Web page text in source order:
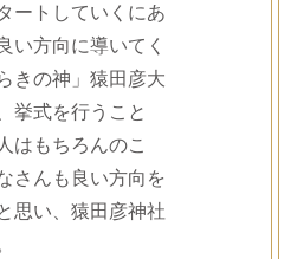
ートしていくにあ
い方向に導いてく
きの神」猿田彦大
挙式を行うこと
はもちろんのこ
さんも良い方向を
思い、猿田彦神社